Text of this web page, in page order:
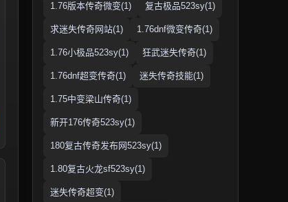
1.76版本传奇微变(1) 复古极品523sy(1)
求迷失传奇网站(1) 1.76dnf微变传奇(1)
1.76小极品523sy(1) 狂武迷失传奇(1)
1.76dnf超变传奇(1) 迷失传奇技能(1)
1.75中变梁山传奇(1)
新开176传奇523sy(1)
180复古传奇发布网523sy(1)
1.80复古火龙sf523sy(1)
迷失传奇超变(1)